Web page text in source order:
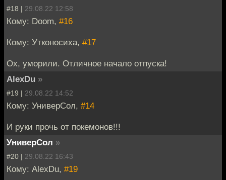
#18 | 29.08.22 12:58
Кому: Doom, #16
Кому: Утконосиха, #17
Ох, уморили. Отличное начало отпуска!
AlexDu »
#19 | 29.08.22 14:52
Кому: УниверСол, #14
И руки прочь от покемонов!!!
УниверСол »
#20 | 29.08.22 16:43
Кому: AlexDu, #19